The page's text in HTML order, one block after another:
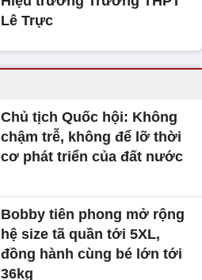
Lê Trực
Chủ tịch Quốc hội: Không
chậm trễ, không để lỡ thời
cơ phát triển của đất nước
Bobby tiên phong mở rộng
hệ size tã quần tới 5XL,
đồng hành cùng bé lớn tới
36kg